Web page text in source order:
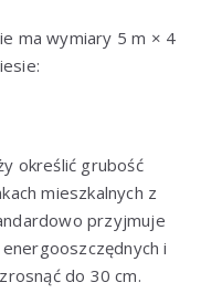
ma wymiary 5 m × 4
określić grubość
mieszkalnych z
przyjmuje
i
do 30 cm.